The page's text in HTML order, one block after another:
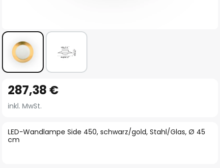
Anfang
der
springen
LED-Wandlampe Side 450, schwarz/gold, Stahl/Glas, Ø 45
cm
287,38 €
inkl. MwSt.